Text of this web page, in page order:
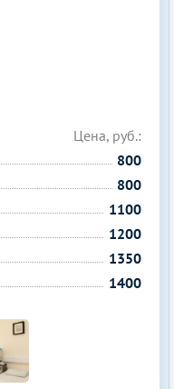
Цена, руб.:
800
800
1100
1200
1350
1400